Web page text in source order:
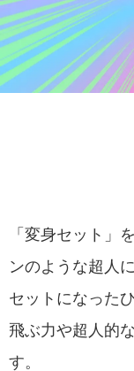
「変身セット」
ンのような超人
セットになった
飛ぶ力や超人的
す。